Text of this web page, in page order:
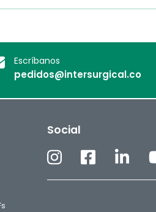
Escríbanos
pedidos@intersurgical.co
Social